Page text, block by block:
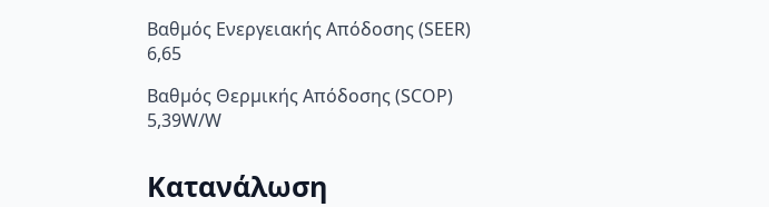
Βαθμός Ενεργειακής Απόδοσης (SEER)
6,65
Βαθμός Θερμικής Απόδοσης (SCOP)
5,39W/W
Κατανάλωση